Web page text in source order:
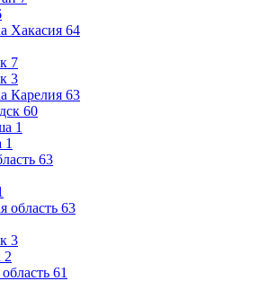
Хакасия 64
7
3
Карелия 63
60
1
1
63
область 63
3
2
61